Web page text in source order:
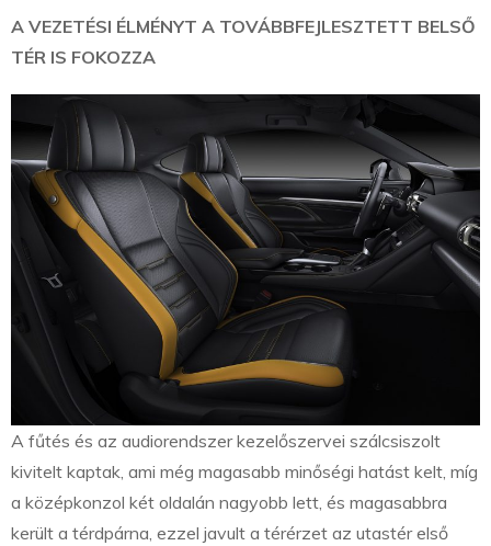
A VEZETÉSI ÉLMÉNYT A TOVÁBBFEJLESZTETT BELSŐ
TÉR IS FOKOZZA
A fűtés és az audiorendszer kezelőszervei szálcsiszolt
kivitelt kaptak, ami még magasabb minőségi hatást kelt, míg
a középkonzol két oldalán nagyobb lett, és magasabbra
került a térdpárna, ezzel javult a térérzet az utastér első